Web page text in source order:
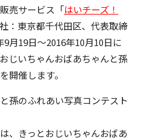
売サービス「はいチーズ！
：東京都千代田区、代表取締
月19日〜2016年10月10日に
じいちゃんおばあちゃんと孫
開催します。
孫のふれあい写真コンテスト
、きっとおじいちゃんおばあ